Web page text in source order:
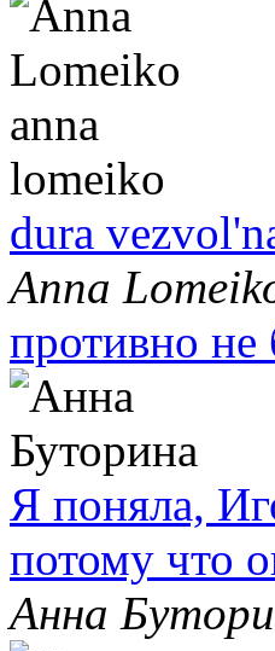
dura
Anna
противно
Я поняла,
потому что
Анна